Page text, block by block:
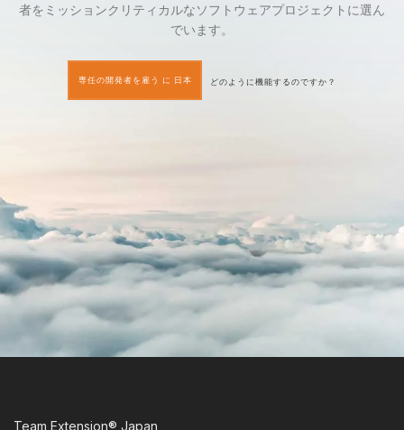
者をミッションクリティカルなソフトウェアプロジェクトに選ん
でいます。
専任の開発者を雇う に 日本 どのように機能するのですか？
Team Extension® Japan